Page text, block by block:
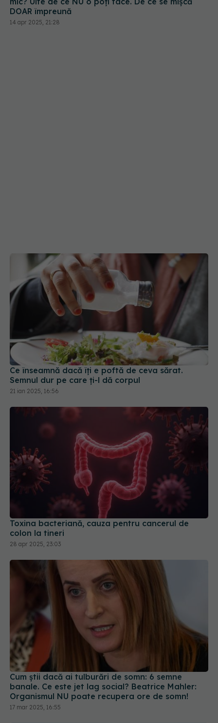
DOAR împreună
14 apr 2025, 21:28
Ce înseamnă dacă îți e poftă de ceva sărat.
Semnul dur pe care ți-l dă corpul
21 ian 2025, 16:56
Toxina bacteriană, cauza pentru cancerul de
colon la tineri
28 apr 2025, 23:03
Cum știi dacă ai tulburări de somn: 6 semne
banale. Ce este jet lag social? Beatrice Mahler:
Organismul NU poate recupera ore de somn!
17 mar 2025, 16:55